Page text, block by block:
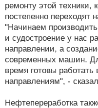
ремонту этой техники,
постепенно переходят
"Начинаем
и судостроение у нас
направлении, а
современных машин.
время готовы
направлениям", -
Нефтепереработка